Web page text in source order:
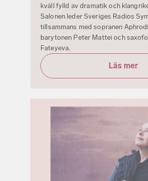
kväll fylld av dramatik och
Salonen leder Sveriges Radios
tillsammans med sopranen
barytonen Peter Mattei och
Fateyeva.
Läs mer